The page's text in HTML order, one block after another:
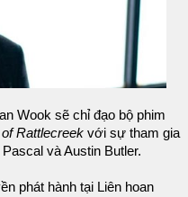
Wook sẽ chỉ đạo bộ phim
Rattlecreek với sự tham gia
và Austin Butler.
phát hành tại Liên hoan